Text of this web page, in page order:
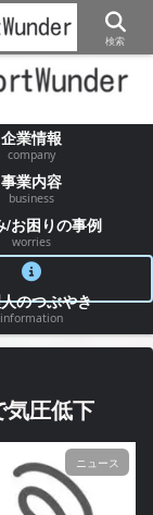
軽にご相談ください
企業情報
company
事業内容
business
/お困りの事例
worries
のつぶやき
information
圧低下
ニュース
検索